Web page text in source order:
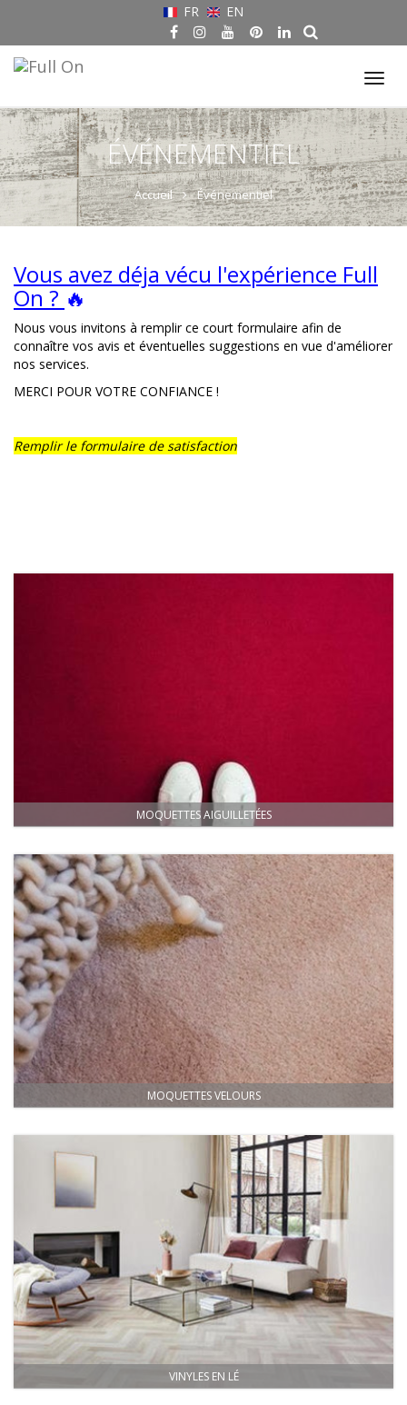
FR EN
ÉVÉNEMENTIEL
Accueil Événementiel
Vous avez déja vécu l'expérience Full
On ? 🔥
Nous vous invitons à remplir ce court formulaire afin de
connaître vos avis et éventuelles suggestions en vue d'améliorer
nos services.
MERCI POUR VOTRE CONFIANCE !
Remplir le formulaire de satisfaction
MOQUETTES AIGUILLETÉES
MOQUETTES VELOURS
VINYLES EN LÉ